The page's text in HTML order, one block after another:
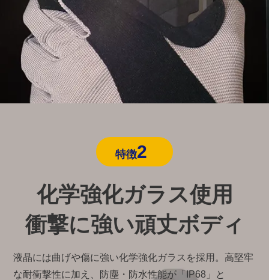
特徴2
化学強化ガラス使用
衝撃に強い頑丈ボディ
液晶には曲げや傷に強い化学強化ガラスを採用。高堅牢
な耐衝撃性に加え、防塵・防水性能が「IP68」と